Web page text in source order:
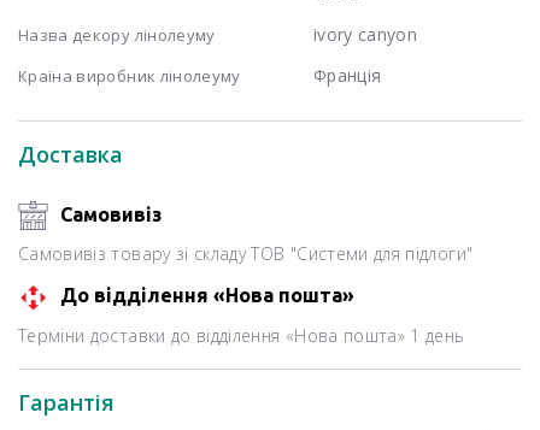
Доставка
Самовивіз
Самовивіз товару зі складу ТОВ "Системи для підлоги"
До відділення «Нова пошта»
Терміни доставки до відділення «Нова пошта» 1 день
Гарантія
Назва декору лінолеуму ivory canyon
Країна виробник лінолеуму Франція